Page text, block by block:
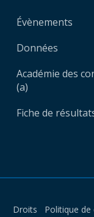
Évènements
Données
Académie des
(a)
Fiche de
Droits Politique